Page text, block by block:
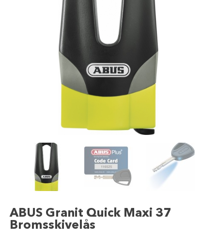
ABUS Granit Quick Maxi 37
Bromsskivelås